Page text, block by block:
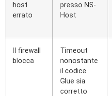
host
errato
presso NS-
Host
Il firewall
blocca
Timeout
nonostante
il codice
Glue sia
corretto